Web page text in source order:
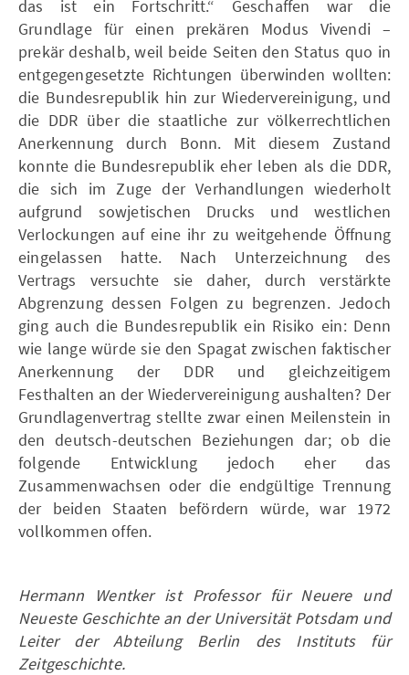
das ist ein Fortschritt.“ Geschaffen war die
Grundlage für einen prekären Modus Vivendi –
prekär deshalb, weil beide Seiten den Status quo in
entgegengesetzte Richtungen überwinden wollten:
die Bundesrepublik hin zur Wiedervereinigung, und
die DDR über die staatliche zur völkerrechtlichen
Anerkennung durch Bonn. Mit diesem Zustand
konnte die Bundesrepublik eher leben als die DDR,
die sich im Zuge der Verhandlungen wiederholt
aufgrund sowjetischen Drucks und westlichen
Verlockungen auf eine ihr zu weitgehende Öffnung
eingelassen hatte. Nach Unterzeichnung des
Vertrags versuchte sie daher, durch verstärkte
Abgrenzung dessen Folgen zu begrenzen. Jedoch
ging auch die Bundesrepublik ein Risiko ein: Denn
wie lange würde sie den Spagat zwischen faktischer
Anerkennung der DDR und gleichzeitigem
Festhalten an der Wiedervereinigung aushalten? Der
Grundlagenvertrag stellte zwar einen Meilenstein in
den deutsch-deutschen Beziehungen dar; ob die
folgende Entwicklung jedoch eher das
Zusammenwachsen oder die endgültige Trennung
der beiden Staaten befördern würde, war 1972
vollkommen offen.
Hermann Wentker ist Professor für Neuere und
Neueste Geschichte an der Universität Potsdam und
Leiter der Abteilung Berlin des Instituts für
Zeitgeschichte.